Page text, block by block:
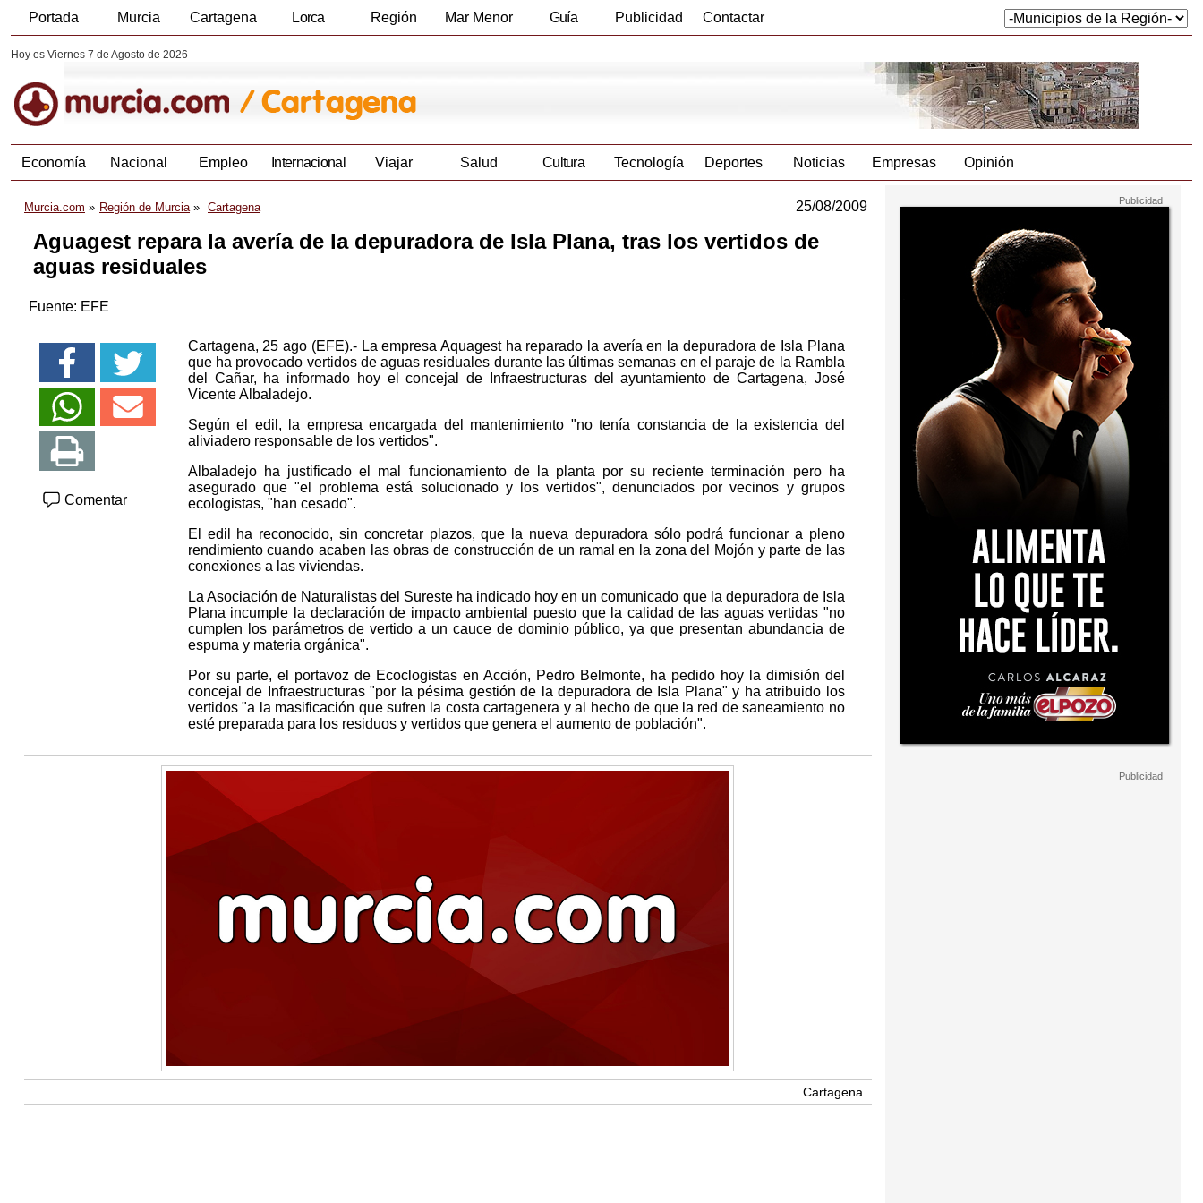
Portada Murcia Cartagena Lorca Región Mar Menor Guía Publicidad Contactar
Hoy es Viernes 7 de Agosto de 2026
Economía Nacional Empleo Internacional Viajar Salud Cultura Tecnología Deportes Noticias Empresas Opinión
Murcia.com Región de Murcia Cartagena 25/08/2009
Aguagest repara la avería de la depuradora de Isla Plana, tras los vertidos de
aguas residuales
Fuente: EFE
Comentar
Cartagena, 25 ago (EFE).- La empresa Aquagest ha reparado la avería en la depuradora de Isla Plana
que ha provocado vertidos de aguas residuales durante las últimas semanas en el paraje de la Rambla
del Cañar, ha informado hoy el concejal de Infraestructuras del ayuntamiento de Cartagena, José
Vicente Albaladejo.
Según el edil, la empresa encargada del mantenimiento "no tenía constancia de la existencia del
aliviadero responsable de los vertidos".
Albaladejo ha justificado el mal funcionamiento de la planta por su reciente terminación pero ha
asegurado que "el problema está solucionado y los vertidos", denunciados por vecinos y grupos
ecologistas, "han cesado".
El edil ha reconocido, sin concretar plazos, que la nueva depuradora sólo podrá funcionar a pleno
rendimiento cuando acaben las obras de construcción de un ramal en la zona del Mojón y parte de las
conexiones a las viviendas.
La Asociación de Naturalistas del Sureste ha indicado hoy en un comunicado que la depuradora de Isla
Plana incumple la declaración de impacto ambiental puesto que la calidad de las aguas vertidas "no
cumplen los parámetros de vertido a un cauce de dominio público, ya que presentan abundancia de
espuma y materia orgánica".
Por su parte, el portavoz de Ecoclogistas en Acción, Pedro Belmonte, ha pedido hoy la dimisión del
concejal de Infraestructuras "por la pésima gestión de la depuradora de Isla Plana" y ha atribuido los
vertidos "a la masificación que sufren la costa cartagenera y al hecho de que la red de saneamiento no
esté preparada para los residuos y vertidos que genera el aumento de población".
Cartagena